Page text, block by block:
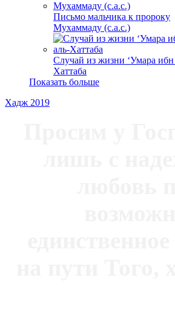
Письмо мальчика к пророку
Мухаммаду (с.а.с.)
Случай из жизни ‘Умара ибн
Хаттаба
Показать больше
Хадж 2019